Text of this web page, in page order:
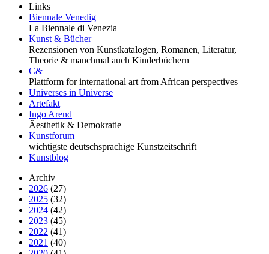
Links
Biennale Venedig
La Biennale di Venezia
Kunst & Bücher
Rezensionen von Kunstkatalogen, Romanen, Literatur,
Theorie & manchmal auch Kinderbüchern
C&
Plattform for international art from African perspectives
Universes in Universe
Artefakt
Ingo Arend
Äesthetik & Demokratie
Kunstforum
wichtigste deutschsprachige Kunstzeitschrift
Kunstblog
Archiv
2026 (27)
2025 (32)
2024 (42)
2023 (45)
2022 (41)
2021 (40)